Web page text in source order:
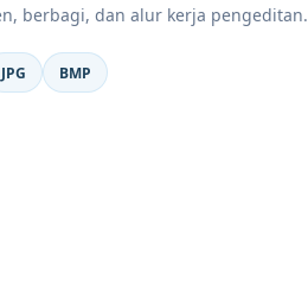
berbagi, dan alur kerja pengeditan.
JPG BMP